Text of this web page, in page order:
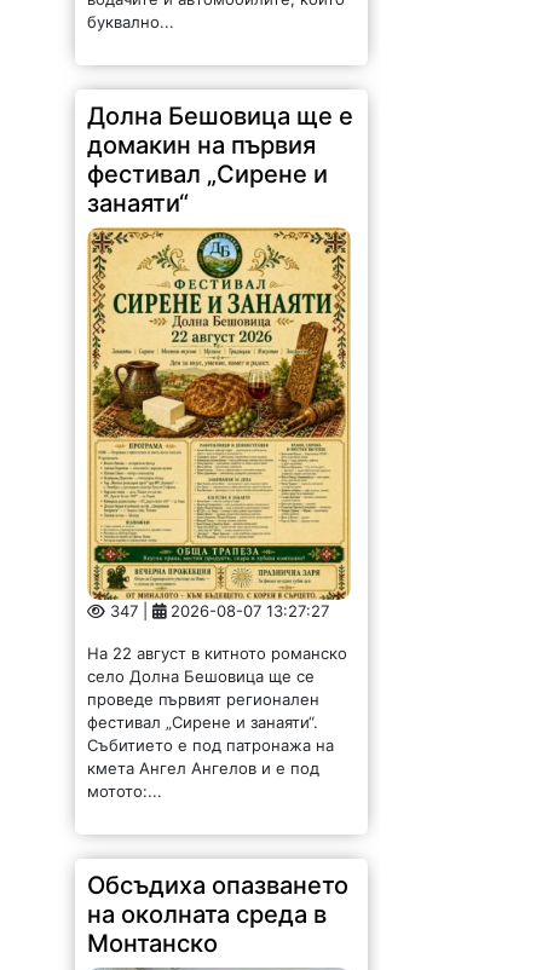
буквално...
Долна Бешовица ще е
домакин на първия
фестивал „Сирене и
занаяти“
347 | 2026-08-07 13:27:27
село Долна Бешовица ще се
проведе първият регионален
фестивал „Сирене и занаяти“.
Събитието е под патронажа на
кмета Ангел Ангелов и е под
мотото:...
Обсъдиха опазването
на околната среда в
Монтанско